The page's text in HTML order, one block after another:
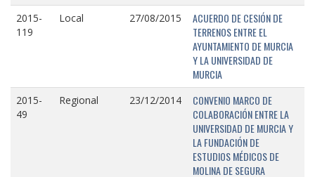
2015-
119
Local 27/08/2015
ACUERDO DE CESIÓN DE
TERRENOS ENTRE EL
AYUNTAMIENTO DE MURCIA
Y LA UNIVERSIDAD DE
MURCIA
2015-
49
Regional 23/12/2014
CONVENIO MARCO DE
COLABORACIÓN ENTRE LA
UNIVERSIDAD DE MURCIA Y
LA FUNDACIÓN DE
ESTUDIOS MÉDICOS DE
MOLINA DE SEGURA